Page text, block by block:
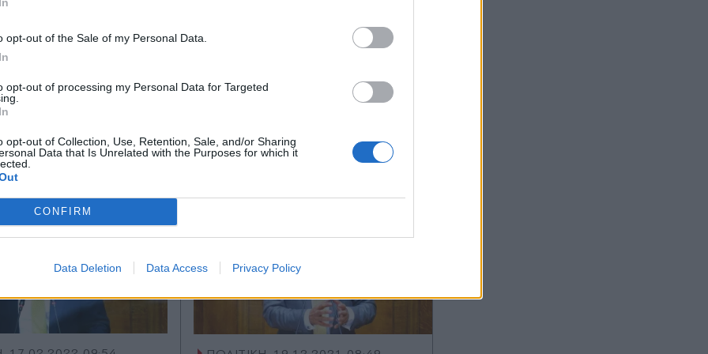
opt-out of the Sale of my Personal Data.
opt-out of processing my Personal Data for Targeted
opt-out of Collection, Use, Retention, Sale, and/or Sharing
Data that Is Unrelated with the Purposes for which it
CONFIRM
Data Deletion Data Access Privacy Policy
Ακολουθήστε μας στο
twitter
Αποδέχομαι τουςόρους χρήσης